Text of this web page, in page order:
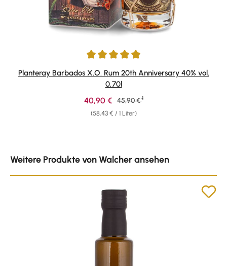
Durchschnittliche Bewertung von 4.91 von 5 Sternen
Planteray Barbados X.O. Rum 20th Anniversary 40% vol.
0,70l
(58,43 € / 1 Liter)
Verkaufspreis:
40,90 € Regulärer Preis:
45,90 € 1
Weitere Produkte von Walcher ansehen